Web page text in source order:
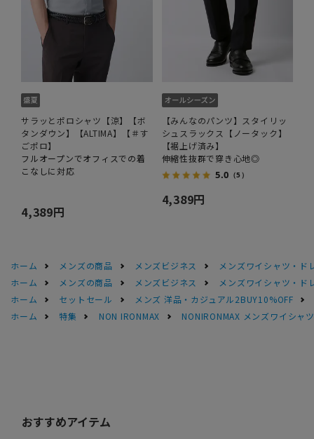
サラッとポロシャツ【涼】【ボ
タンダウン】【ALTIMA】【＃す
ごポロ】
フルオープンでオフィスでの着
こなしに対応
4,389円
【みんなのパンツ】スタイリッ
シュスラックス【ノータック】
【裾上げ済み】
伸縮性抜群で穿き心地◎
5.0 （5）
4,389円
ホーム メンズの商品 メンズビジネス
メンズワイシャツ・ド
ホーム
メンズの商品 メンズビジネス
メンズワイシャツ・ド
ホーム
セットセール
メンズ 洋品・カジュアル2BUY10%OFF
ホーム
特集 NON IRONMAX NONIRONMAX メンズワイシャ